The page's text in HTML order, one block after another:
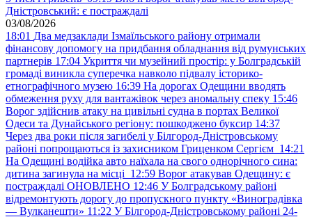
Дністровський: є постраждалі
03/08/2026
18:01 Два медзаклади Ізмаїльського району отримали
фінансову допомогу на придбання обладнання від румунських
партнерів 17:04 Укриття чи музейний простір: у Болградській
громаді виникла суперечка навколо підвалу історико-
етнографічного музею 16:39 На дорогах Одещини вводять
обмеження руху для вантажівок через аномальну спеку 15:46
Ворог здійснив атаку на цивільні судна в портах Великої
Одеси та Дунайського регіону: пошкоджено буксир 14:37
Через два роки після загибелі у Білгород-Дністровському
районі попрощаються із захисником Гриценком Сергієм 14:21
На Одещині водійка авто наїхала на свого однорічного сина:
дитина загинула на місці 12:59 Ворог атакував Одещину: є
постраждалі ОНОВЛЕНО 12:46 У Болградському районі
відремонтують дорогу до пропускного пункту «Виноградівка
— Вулканешти» 11:22 У Білгород-Дністровському районі 24-